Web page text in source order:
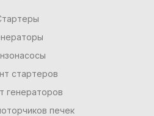
стартеров
генераторов
печек